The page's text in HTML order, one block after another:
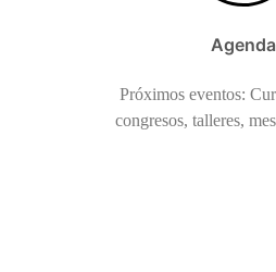
Agenda
Próximos eventos:
congresos, talleres,